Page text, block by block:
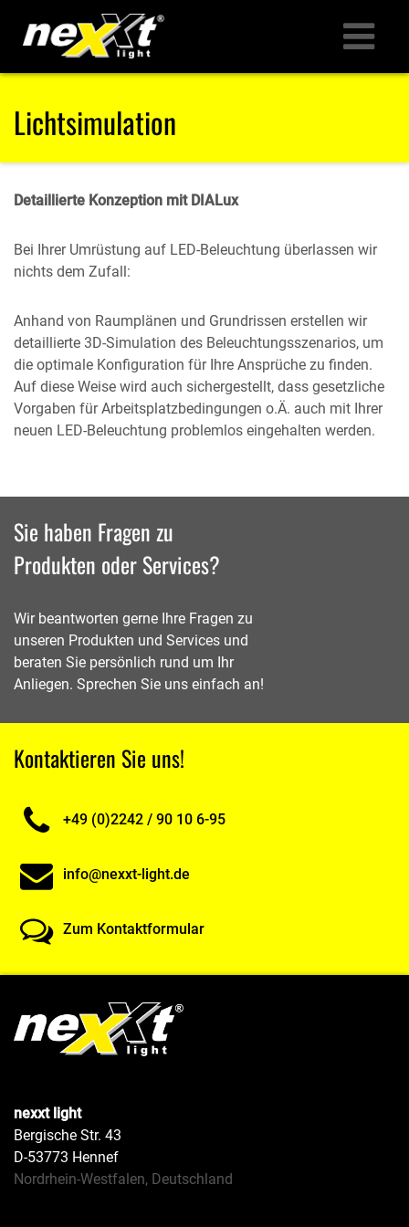
UNTERNEHMEN
SERVICE
KONTAKT
Lichtsimulation
Detaillierte Konzeption mit DIALux
Bei Ihrer Umrüstung auf LED-Beleuchtung überlassen wir
nichts dem Zufall:
Anhand von Raumplänen und Grundrissen erstellen wir
detaillierte 3D-Simulation des Beleuchtungsszenarios, um
die optimale Konfiguration für Ihre Ansprüche zu finden.
Auf diese Weise wird auch sichergestellt, dass gesetzliche
Vorgaben für Arbeitsplatzbedingungen o.Ä. auch mit Ihrer
neuen LED-Beleuchtung problemlos eingehalten werden.
Sie haben Fragen zu
Produkten oder Services?
Wir beantworten gerne Ihre Fragen zu
unseren Produkten und Services und
beraten Sie persönlich rund um Ihr
Anliegen. Sprechen Sie uns einfach an!
Kontaktieren Sie uns!
+49 (0)2242 / 90 10 6-95
info@nexxt-light.de
Zum Kontaktformular
nexxt light
Bergische Str. 43
D-53773 Hennef
Nordrhein-Westfalen, Deutschland